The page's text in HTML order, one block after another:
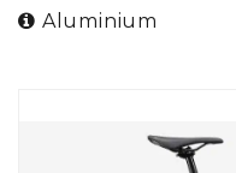
Aluminium